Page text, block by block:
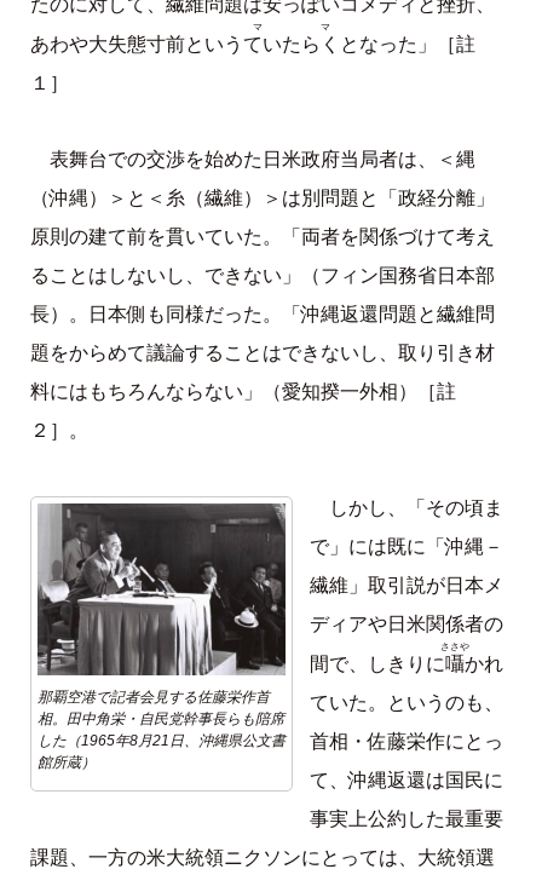
あわや大失態寸前という ていたらく
ママ
となった」［註
１］
表舞台での交渉を始めた日米政府当局者は、＜縄
（沖縄）＞と＜糸（繊維）＞は別問題と「政経分離」
原則の建て前を貫いていた。「両者を関係づけて考え
ることはしないし、できない」（フィン国務省日本部
長）。日本側も同様だった。「沖縄返還問題と繊維問
題をからめて議論することはできないし、取り引き材
料にはもちろんならない」（愛知揆一外相）［註
２］。
那覇空港で記者会見する佐藤栄作首
相。田中角栄・自民党幹事長らも陪席
した（1965年8月21日、沖縄県公文書
館所蔵）
しかし、「その頃ま
で」には既に「沖縄－
繊維」取引説が日本メ
ディアや日米関係者の
間で、しきりに囁
ささや
かれ
ていた。というのも、
首相・佐藤栄作にとっ
て、沖縄返還は国民に
事実上公約した最重要
課題、一方の米大統領ニクソンにとっては、大統領選